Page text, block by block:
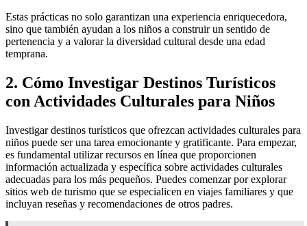
Estas prácticas no solo garantizan una experiencia enriquecedora,
sino que también ayudan a los niños a construir un sentido de
pertenencia y a valorar la diversidad cultural desde una edad
temprana.
2. Cómo Investigar Destinos Turísticos
con Actividades Culturales para Niños
Investigar destinos turísticos que ofrezcan actividades culturales para
niños puede ser una tarea emocionante y gratificante. Para empezar,
es fundamental utilizar recursos en línea que proporcionen
información actualizada y específica sobre actividades culturales
adecuadas para los más pequeños. Puedes comenzar por explorar
sitios web de turismo que se especialicen en viajes familiares y que
incluyan reseñas y recomendaciones de otros padres.